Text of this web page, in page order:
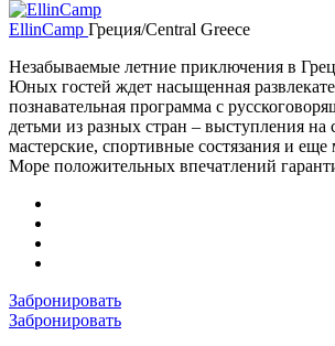
EllinCamp Греция/Central Greece
Незабываемые летние приключения в
Юных гостей ждет насыщенная
познавательная программа с
детьми из разных стран – выступления на
мастерские, спортивные состязания и еще
Море положительных впечатлений
Забронировать
Забронировать